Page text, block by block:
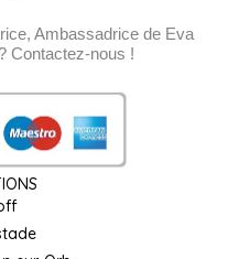
Ambassadrice de Eva
Contactez-nous !